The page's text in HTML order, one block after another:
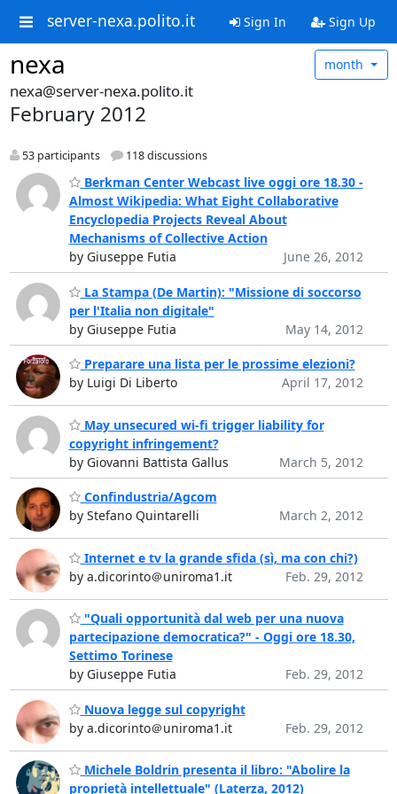
server-nexa.polito.it Sign In Sign Up
nexa month
nexa@server-nexa.polito.it
February 2012
53 participants 118 discussions
Berkman Center Webcast live oggi ore 18.30 -
Almost Wikipedia: What Eight Collaborative
Encyclopedia Projects Reveal About
Mechanisms of Collective Action
by Giuseppe Futia
June 26, 2012
La Stampa (De Martin): "Missione di soccorso
per l'Italia non digitale"
by Giuseppe Futia
May 14, 2012
Preparare una lista per le prossime elezioni?
by Luigi Di Liberto
April 17, 2012
May unsecured wi-fi trigger liability for
copyright infringement?
by Giovanni Battista Gallus
March 5, 2012
Confindustria/Agcom
by Stefano Quintarelli
March 2, 2012
Internet e tv la grande sfida (sì, ma con chi?)
by a.dicorinto＠uniroma1.it
Feb. 29, 2012
"Quali opportunità dal web per una nuova
partecipazione democratica?" - Oggi ore 18.30,
Settimo Torinese
by Giuseppe Futia
Feb. 29, 2012
Nuova legge sul copyright
by a.dicorinto＠uniroma1.it
Feb. 29, 2012
Michele Boldrin presenta il libro: "Abolire la
proprietà intellettuale" (Laterza, 2012)